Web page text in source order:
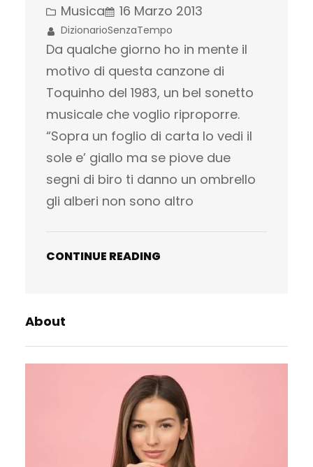
Musica 16 Marzo 2013
DizionarioSenzaTempo
Da qualche giorno ho in mente il
motivo di questa canzone di
Toquinho del 1983, un bel sonetto
musicale che voglio riproporre.
“Sopra un foglio di carta lo vedi il
sole e’ giallo ma se piove due
segni di biro ti danno un ombrello
gli alberi non sono altro
CONTINUE READING
About